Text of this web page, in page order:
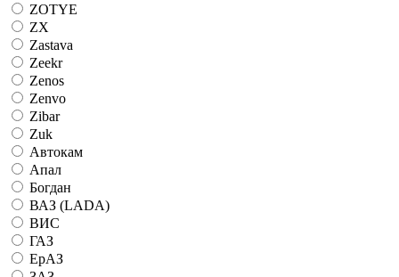
ZOTYE
ZX
Zastava
Zeekr
Zenos
Zenvo
Zibar
Zuk
Автокам
Апал
Богдан
ВАЗ (LADA)
ВИС
ГАЗ
ЕрАЗ